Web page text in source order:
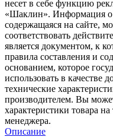
несет в себе функцию
«Шаклин». Информация о
содержащаяся на сайте,
соответствовать
является документом, к
правила составления и
основанием, которое
использовать в качестве
технические
производителем. Вы
характеристики товара
менеджера.
Описание